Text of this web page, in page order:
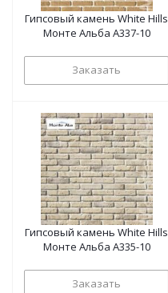
Гипсовый камень White Hills
Монте Альба А337-10
Заказать
Гипсовый камень White Hills
Монте Альба А335-10
Заказать